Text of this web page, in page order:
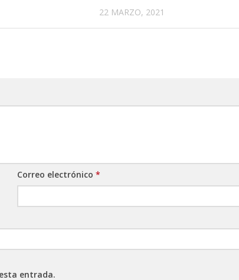
22 MARZO, 2021
Correo electrónico*
entrada.